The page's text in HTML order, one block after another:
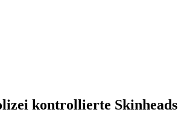
kontrollierte Skinheads